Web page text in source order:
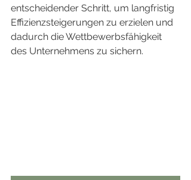
entscheidender Schritt, um langfristig
Effizienzsteigerungen zu erzielen und
dadurch die Wettbewerbsfähigkeit
des Unternehmens zu sichern.